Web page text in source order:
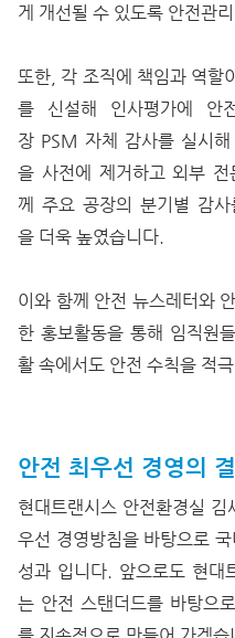
게 개선될 수 있도록 안전관
또한, 각 조직에 책임과 역할
를 신설해 인사평가에 안
장 PSM 자체 감사를 실시
을 사전에 제거하고 외부 전
께 주요 공장의 분기별 감
을 더욱 높였습니다.
이와 함께 안전 뉴스레터와
한 홍보활동을 통해 임직원
활 속에서도 안전 수칙을 적
안전 최우선 경영의
현대트랜시스 안전환경실 김
우선 경영방침을 바탕으로
성과 입니다. 앞으로도 현대
는 안전 스탠더드를 바탕으